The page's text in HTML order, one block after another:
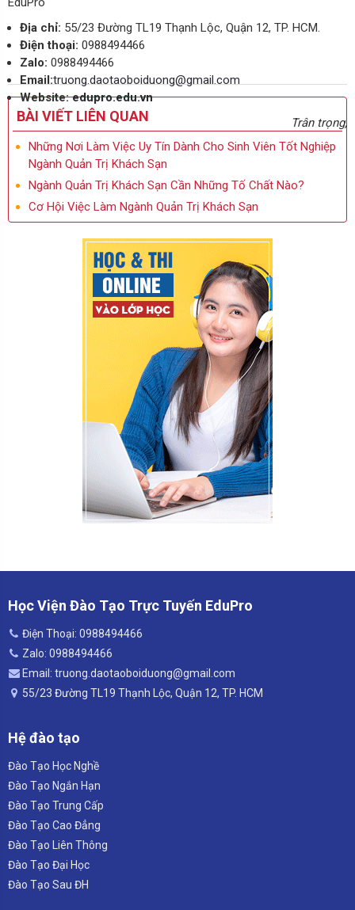
Địa chỉ: 55/23 Đường TL19 Thạnh Lộc, Quận 12, TP. HCM.
Điện thoại: 0988494466
Zalo: 0988494466
Email:truong.daotaoboiduong@gmail.com
Website:edupro.edu.vn
Trân trọng,
BÀI VIẾT LIÊN QUAN
Những Nơi Làm Việc Uy Tín Dành Cho Sinh Viên Tốt Nghiệp
Ngành Quản Trị Khách Sạn
Ngành Quản Trị Khách Sạn Cần Những Tố Chất Nào?
Cơ Hội Việc Làm Ngành Quản Trị Khách Sạn
Học Viện Đào Tạo Trực Tuyến EduPro
Điện Thoại: 0988494466
Zalo: 0988494466
Email: truong.daotaoboiduong@gmail.com
55/23 Đường TL19 Thạnh Lộc, Quận 12, TP. HCM
Hệ đào tạo
Đào Tạo Học Nghề
Đào Tạo Ngắn Hạn
Đào Tạo Trung Cấp
Đào Tạo Cao Đẳng
Đào Tạo Liên Thông
Đào Tạo Đại Học
Đào Tạo Sau ĐH